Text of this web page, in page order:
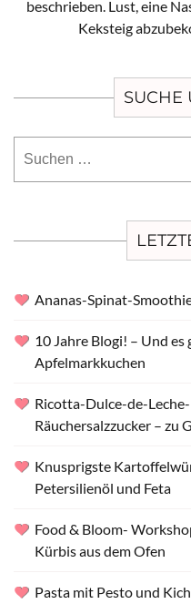
beschrieben. Lust, eine
Keksteig
SUCHE
Ananas-Spinat-
10 Jahre Blogi! – Und es
Apfelmarkkuchen
Ricotta-Dulce-de-
Räuchersalzzucker – zu
Knusprigste
Petersilienöl und Feta
Food & Bloom-
Kürbis aus dem Ofen
Pasta mit Pesto und